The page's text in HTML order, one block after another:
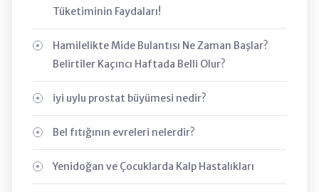
Tüketiminin Faydaları!
Hamilelikte Mide Bulantısı Ne Zaman Başlar?
Belirtiler Kaçıncı Haftada Belli Olur?
iyi uylu prostat büyümesi nedir?
Bel fıtığının evreleri nelerdir?
Yenidoğan ve Çocuklarda Kalp Hastalıkları